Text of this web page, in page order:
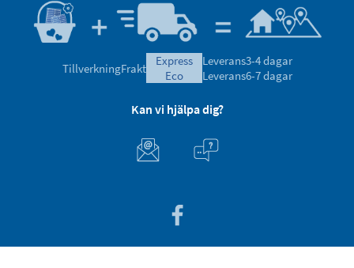
TillverkningFrakt
express
eco
Leverans3-4 dagar
Leverans6-7 dagar
Kan vi hjälpa dig?